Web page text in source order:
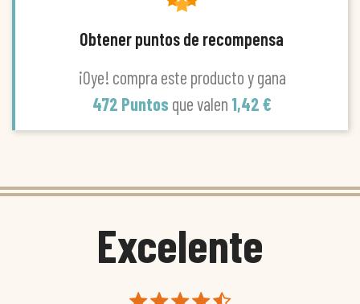
Obtener puntos de recompensa
¡Oye! compra este producto y gana
472 Puntos que valen 1,42 €
Excelente